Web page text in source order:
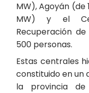
MW), Agoyán (de
MW) y el
Recuperación
500 personas.
Estas centrales
constituido en
la provincia